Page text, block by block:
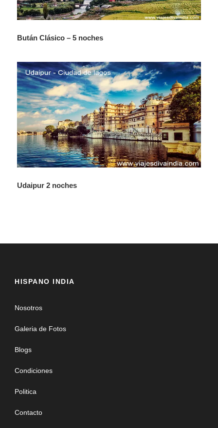
Bután Clásico – 5 noches
Udaipur 2 noches
HISPANO INDIA
Nosotros
Galeria de Fotos
Blogs
Condiciones
Politica
Contacto